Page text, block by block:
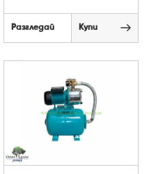
Разгледай Купи